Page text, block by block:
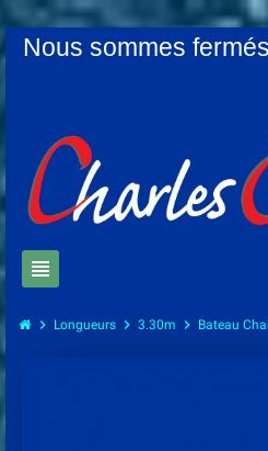
Nous sommes
view_headline
chevron_right Longueurs chevron_right 3.30m chevron_right Bateau